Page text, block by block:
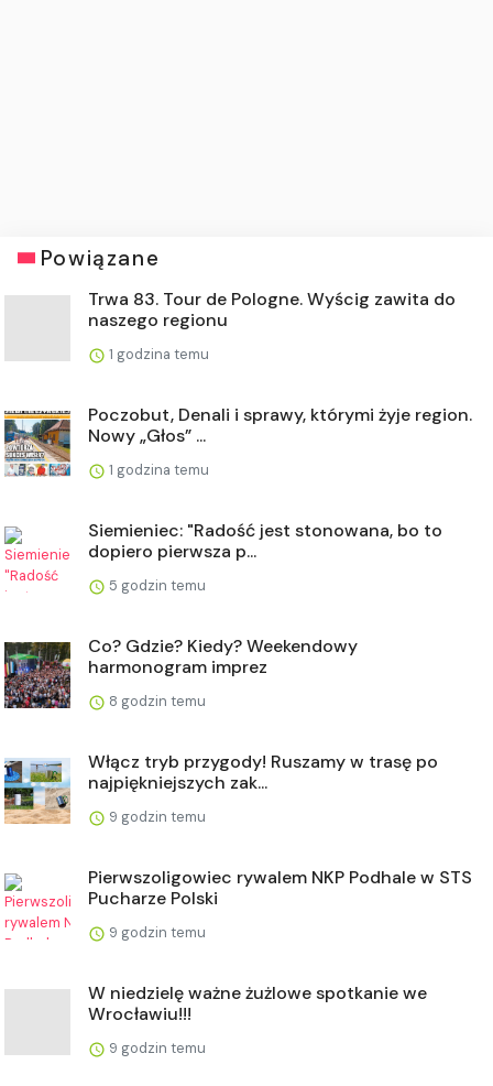
Powiązane
Trwa 83. Tour de Pologne. Wyścig zawita do
naszego regionu
1 godzina temu
Poczobut, Denali i sprawy, którymi żyje region.
Nowy „Głos” ...
1 godzina temu
Siemieniec: "Radość jest stonowana, bo to
dopiero pierwsza p...
5 godzin temu
Co? Gdzie? Kiedy? Weekendowy
harmonogram imprez
8 godzin temu
Włącz tryb przygody! Ruszamy w trasę po
najpiękniejszych zak...
9 godzin temu
Pierwszoligowiec rywalem NKP Podhale w STS
Pucharze Polski
9 godzin temu
W niedzielę ważne żużlowe spotkanie we
Wrocławiu!!!
9 godzin temu